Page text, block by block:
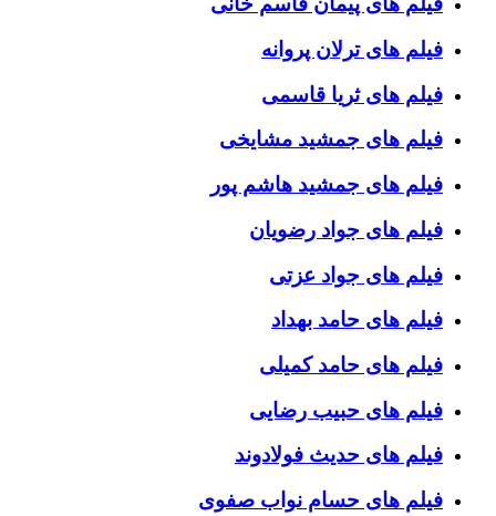
فیلم های ترلان پروانه
فیلم های ثریا قاسمی
فیلم های جمشید مشایخی
فیلم های جمشید هاشم پور
فیلم های جواد رضویان
فیلم های جواد عزتی
فیلم های حامد بهداد
فیلم های حامد کمیلی
فیلم های حبیب رضایی
فیلم های حدیث فولادوند
فیلم های حسام نواب صفوی